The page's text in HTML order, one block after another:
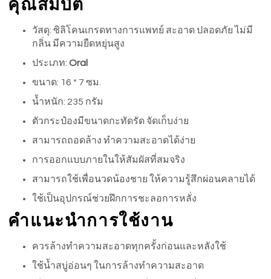
คุณสมบัติ
วัสดุ: ซิลิโคนเกรดทางการแพทย์ สะอาด ปลอดภัย ไม่มี
กลิ่น มีความยืดหยุ่นสูง
ประเภท:Oral
ขนาด: 16 * 7 ซม.
น้ำหนัก: 235 กรัม
ตัวกระป๋องมีขนาดกะทัดรัด จัดเก็บง่าย
สามารถถอดล้าง ทำความสะอาดได้ง่าย
การออกแบบภายในให้สัมผัสที่สมจริง
สามารถใช้เพื่อนวดน้องชาย ให้ความรู้สึกผ่อนคลายได้
ใช้เป็นอุปกรณ์ช่วยฝึกการชะลอการหลั่ง
คำแนะนำการใช้งาน
ควรล้างทำความสะอาดทุกครั้งก่อนและหลังใช้
ใช้น้ำสบู่อ่อนๆ ในการล้างทำความสะอาด